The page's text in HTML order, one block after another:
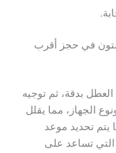
في حجز أقرب
بدقة، ثم توجيه
الجهاز، مما يقلل
يتم تحديد موعد
التي تساعد على